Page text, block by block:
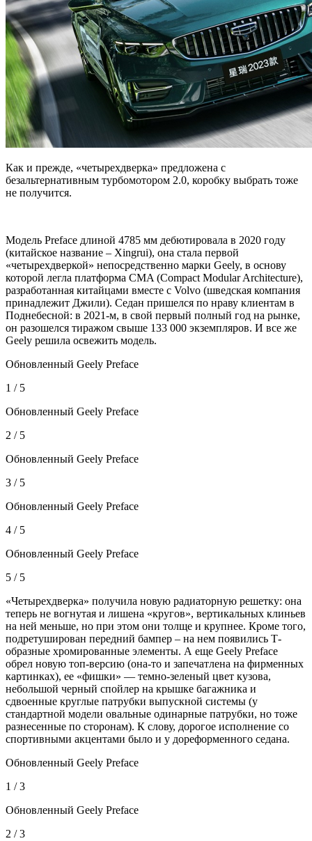
Как и прежде, «четырехдверка» предложена с
безальтернативным турбомотором 2.0, коробку выбрать тоже
не получится.
Модель Preface длиной 4785 мм дебютировала в 2020 году
(китайское название – Xingrui), она стала первой
«четырехдверкой» непосредственно марки Geely, в основу
которой легла платформа CMA (Compact Modular Architecture),
разработанная китайцами вместе с Volvo (шведская компания
принадлежит Джили). Седан пришелся по нраву клиентам в
Поднебесной: в 2021-м, в свой первый полный год на рынке,
он разошелся тиражом свыше 133 000 экземпляров. И все же
Geely решила освежить модель.
Обновленный Geely Preface
1 / 5
Обновленный Geely Preface
2 / 5
Обновленный Geely Preface
3 / 5
Обновленный Geely Preface
4 / 5
Обновленный Geely Preface
5 / 5
«Четырехдверка» получила новую радиаторную решетку: она
теперь не вогнутая и лишена «кругов», вертикальных клиньев
на ней меньше, но при этом они толще и крупнее. Кроме того,
подретуширован передний бампер – на нем появились Т-
образные хромированные элементы. А еще Geely Preface
обрел новую топ-версию (она-то и запечатлена на фирменных
картинках), ее «фишки» — темно-зеленый цвет кузова,
небольшой черный спойлер на крышке багажника и
сдвоенные круглые патрубки выпускной системы (у
стандартной модели овальные одинарные патрубки, но тоже
разнесенные по сторонам). К слову, дорогое исполнение со
спортивными акцентами было и у дореформенного седана.
Обновленный Geely Preface
1 / 3
Обновленный Geely Preface
2 / 3